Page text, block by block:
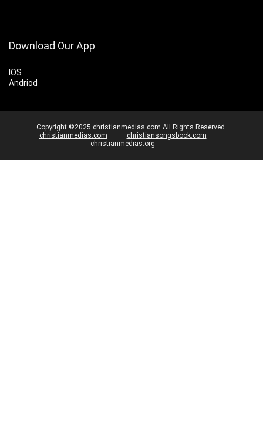
Download Our App
IOS
Andriod
Copyright ©2025 christianmedias.com All Rights Reserved.
christianmedias.com
christiansongsbook.com
christianmedias.org